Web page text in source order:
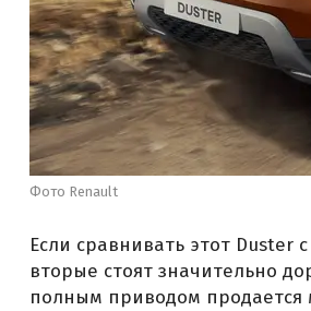
Фото Renault
Если сравнивать этот
вторые стоят значительно
полным приводом продается